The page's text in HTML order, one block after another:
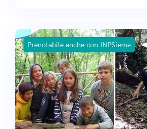
Prenotabile anche con INPSieme